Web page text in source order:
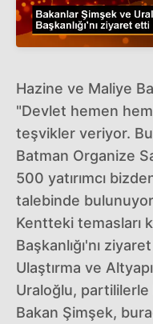
Hazine ve Maliye
"Devlet hemen
teşvikler veriyor.
Batman Organize
500 yatırımcı
talebinde
Kentteki temasları
Başkanlığı'nı
Ulaştırma ve
Uraloğlu, partililerle
Bakan Şimşek,